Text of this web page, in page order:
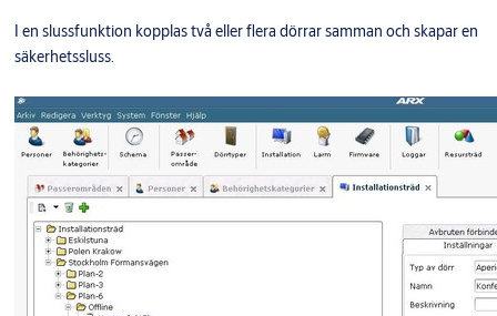
I en slussfunktion kopplas två eller flera dörrar samman och skapar en
säkerhetssluss.